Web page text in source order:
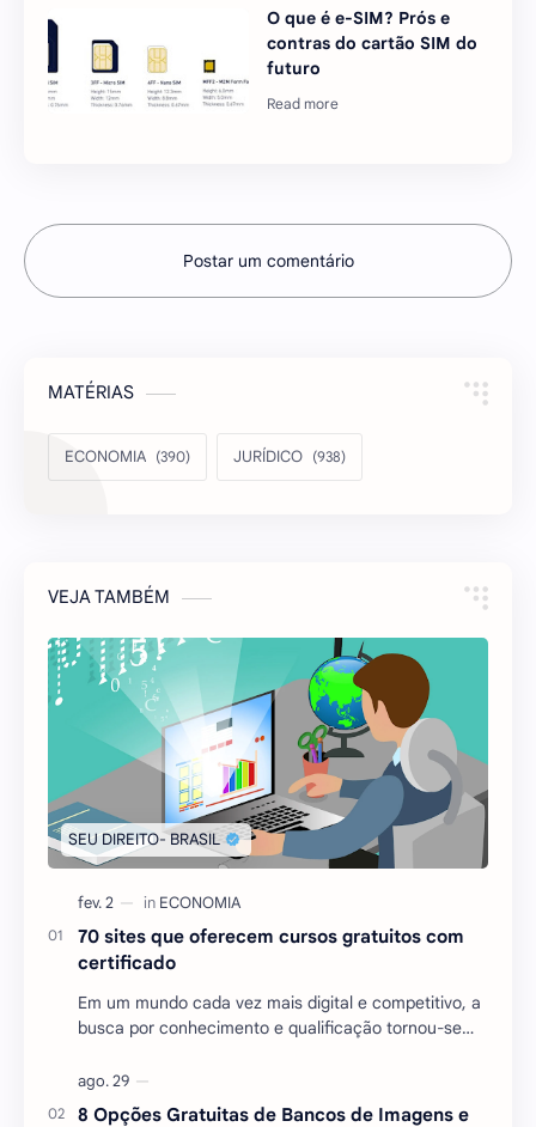
O que é e-SIM? Prós e
contras do cartão SIM do
futuro
Postar um comentário
MATÉRIAS
ECONOMIA JURÍDICO
VEJA TAMBÉM
70 sites que oferecem cursos gratuitos com
certificado
Em um mundo cada vez mais digital e competitivo, a
busca por conhecimento e qualificação tornou-se
…
8 Opções Gratuitas de Bancos de Imagens e